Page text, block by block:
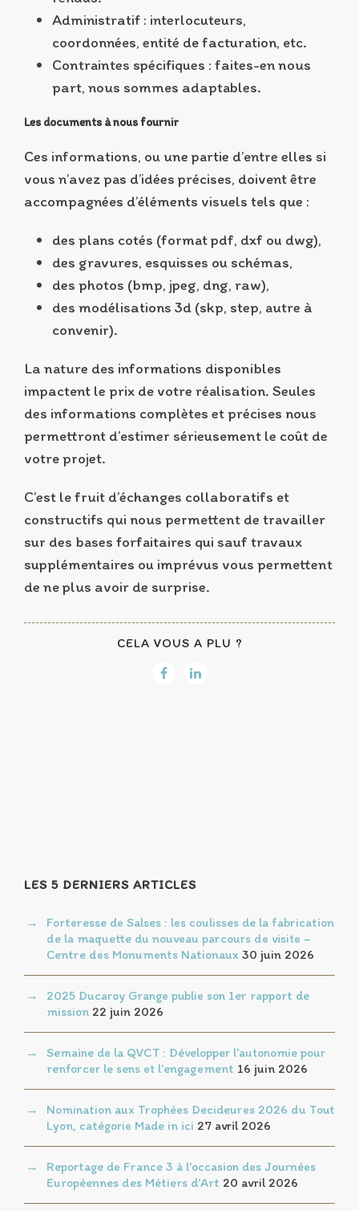
Administratif : interlocuteurs,
coordonnées, entité de facturation, etc.
Contraintes spécifiques : faites-en nous
part, nous sommes adaptables.
Les documents à nous fournir
Ces informations, ou une partie d’entre elles si
vous n’avez pas d’idées précises, doivent être
accompagnées d’éléments visuels tels que :
des plans cotés (format pdf, dxf ou dwg),
des gravures, esquisses ou schémas,
des photos (bmp, jpeg, dng, raw),
des modélisations 3d (skp, step, autre à
convenir).
La nature des informations disponibles
impactent le prix de votre réalisation. Seules
des informations complètes et précises nous
permettront d’estimer sérieusement le coût de
votre projet.
C’est le fruit d’échanges collaboratifs et
constructifs qui nous permettent de travailler
sur des bases forfaitaires qui sauf travaux
supplémentaires ou imprévus vous permettent
de ne plus avoir de surprise.
CELA VOUS A PLU ?
LES 5 DERNIERS ARTICLES
Forteresse de Salses : les coulisses de la fabrication
de la maquette du nouveau parcours de visite –
Centre des Monuments Nationaux 30 juin 2026
2025 Ducaroy Grange publie son 1er rapport de
mission 22 juin 2026
Semaine de la QVCT : Développer l’autonomie pour
renforcer le sens et l’engagement 16 juin 2026
Nomination aux Trophées Decideures 2026 du Tout
Lyon, catégorie Made in ici 27 avril 2026
Reportage de France 3 à l’occasion des Journées
Européennes des Métiers d’Art 20 avril 2026